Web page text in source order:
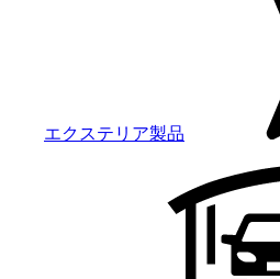
エクステリア製品